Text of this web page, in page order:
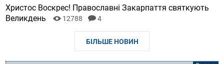
Христос Воскрес! Православні Закарпаття святкують
Великдень
12788 4
БІЛЬШЕ НОВИН